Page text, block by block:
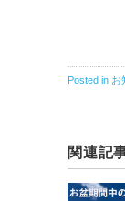
Posted in お
関連記